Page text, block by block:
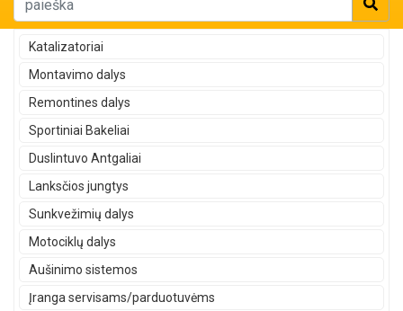
Katalizatoriai
Montavimo dalys
Remontines dalys
Sportiniai Bakeliai
Duslintuvo Antgaliai
Lanksčios jungtys
Sunkvežimių dalys
Motociklų dalys
Aušinimo sistemos
Įranga servisams/parduotuvėms